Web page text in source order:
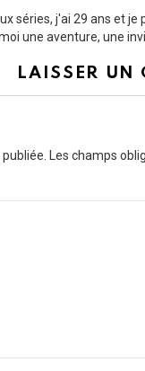
séries, j'ai 29 ans et
une aventure, une
LAISSER UN
Les champs